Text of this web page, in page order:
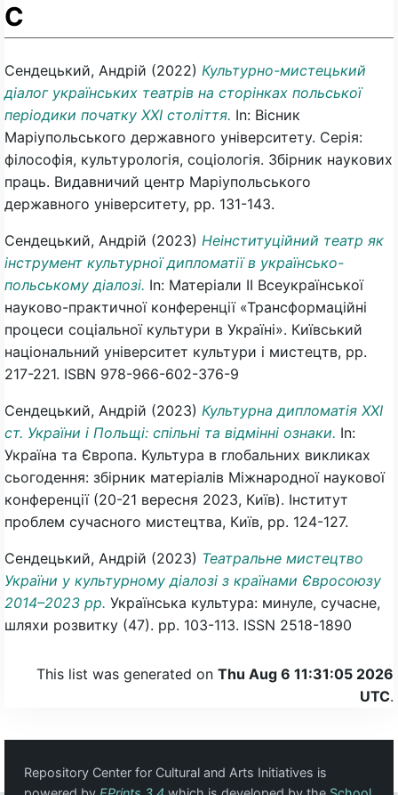
С
Сендецький, Андрій (2022) Культурно-мистецький
діалог українських театрів на сторінках польської
періодики початку ХХІ століття. In: Вісник
Маріупольського державного університету. Серія:
філософія, культурологія, соціологія. Збірник наукових
праць. Видавничий центр Маріупольського
державного університету, pp. 131-143.
Сендецький, Андрій (2023) Неінституційний театр як
інструмент культурної дипломатії в українсько-
польському діалозі. In: Матеріали ІІ Всеукраїнської
науково-практичної конференції «Трансформаційні
процеси соціальної культури в Україні». Київський
національний університет культури і мистецтв, pp.
217-221. ISBN 978-966-602-376-9
Сендецький, Андрій (2023) Культурна дипломатія ХХІ
ст. України і Польщі: спільні та відмінні ознаки. In:
Україна та Європа. Культура в глобальних викликах
сьогодення: збірник матеріалів Міжнародної наукової
конференції (20-21 вересня 2023, Київ). Інститут
проблем сучасного мистецтва, Київ, pp. 124-127.
Сендецький, Андрій (2023) Театральне мистецтво
України у культурному діалозі з країнами Євросоюзу
2014–2023 рр. Українська культура: минуле, сучасне,
шляхи розвитку (47). pp. 103-113. ISSN 2518-1890
This list was generated on Thu Aug 6 11:31:05 2026
UTC.
Repository Center for Cultural and Arts Initiatives is